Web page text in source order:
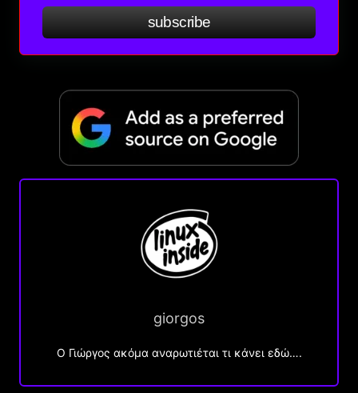
subscribe
giorgos
Ο Γιώργος ακόμα αναρωτιέται τι κάνει εδώ….